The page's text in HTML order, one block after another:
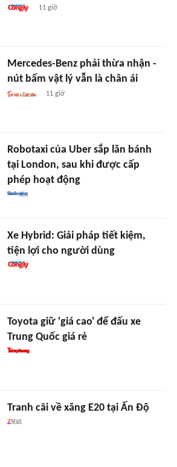
11 giờ
Mercedes-Benz phải thừa nhận -
nút bấm vật lý vẫn là chân ái
11 giờ
Robotaxi của Uber sắp lăn bánh
tại London, sau khi được cấp
phép hoạt động
Xe Hybrid: Giải pháp tiết kiệm,
tiện lợi cho người dùng
Toyota giữ 'giá cao' để đấu xe
Trung Quốc giá rẻ
Tranh cãi về xăng E20 tại Ấn Độ